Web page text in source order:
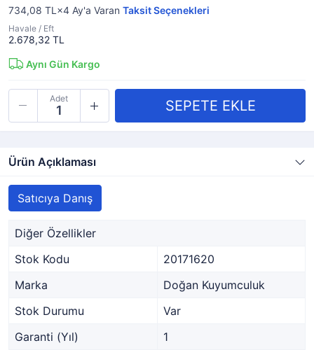
734,08 TL×4 Ay'a Varan Taksit Seçenekleri
Havale / Eft
2.678,32 TL
Aynı Gün Kargo
Adet
Ürün Açıklaması
Satıcıya Danış
Diğer Özellikler
Stok Kodu
20171620
Marka
Doğan Kuyumculuk
Stok Durumu
Var
Garanti (Yıl)
1